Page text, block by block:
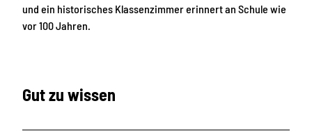
und ein historisches Klassenzimmer erinnert an Schule wie
vor 100 Jahren.
Gut zu wissen